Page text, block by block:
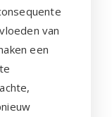
van
een